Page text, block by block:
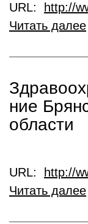
URL:
http://
Читать далее
ние
области
URL:
http://
Читать далее